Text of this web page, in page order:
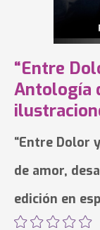
“Entre
Antología
“Entre Dolor
de amor,
edición en